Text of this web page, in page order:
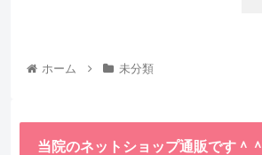
ホーム 未分類
当院のネットショップ通販です＾＾